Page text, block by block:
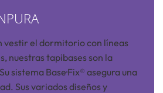
vestir el dormitorio con líneas
nuestras tapibases son la
sistema Base·Fix® asegura una
Sus variados diseños y